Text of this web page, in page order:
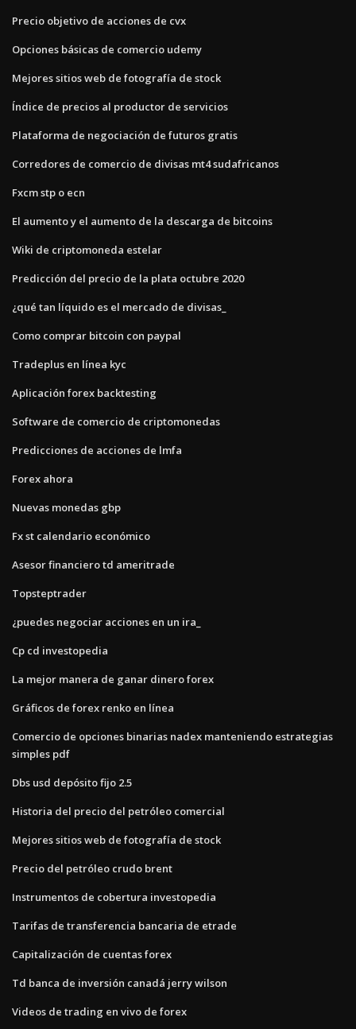
Precio objetivo de acciones de cvx
Opciones básicas de comercio udemy
Mejores sitios web de fotografía de stock
Índice de precios al productor de servicios
Plataforma de negociación de futuros gratis
Corredores de comercio de divisas mt4 sudafricanos
Fxcm stp o ecn
El aumento y el aumento de la descarga de bitcoins
Wiki de criptomoneda estelar
Predicción del precio de la plata octubre 2020
¿qué tan líquido es el mercado de divisas_
Como comprar bitcoin con paypal
Tradeplus en línea kyc
Aplicación forex backtesting
Software de comercio de criptomonedas
Predicciones de acciones de lmfa
Forex ahora
Nuevas monedas gbp
Fx st calendario económico
Asesor financiero td ameritrade
Topsteptrader
¿puedes negociar acciones en un ira_
Cp cd investopedia
La mejor manera de ganar dinero forex
Gráficos de forex renko en línea
Comercio de opciones binarias nadex manteniendo estrategias
simples pdf
Dbs usd depósito fijo 2.5
Historia del precio del petróleo comercial
Mejores sitios web de fotografía de stock
Precio del petróleo crudo brent
Instrumentos de cobertura investopedia
Tarifas de transferencia bancaria de etrade
Capitalización de cuentas forex
Td banca de inversión canadá jerry wilson
Videos de trading en vivo de forex